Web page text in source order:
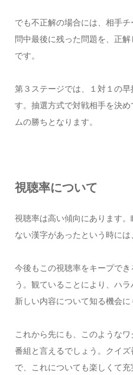
でも不正解の場合には、相手
問中最後に残った問題を、正
です。
第３ステージでは、１対１の
す。抽選方式で対戦相手を決
ムの勝ちとなります。
視聴率について
視聴率は高い傾向にあります
ない漢字があったという時には
今後もこの視聴率をキープで
う。観ていることにより、ハラ
新しい内容について知る機会に
これから先にも、このような
番組と言えるでしょう。クイ
で、これについても楽しくて